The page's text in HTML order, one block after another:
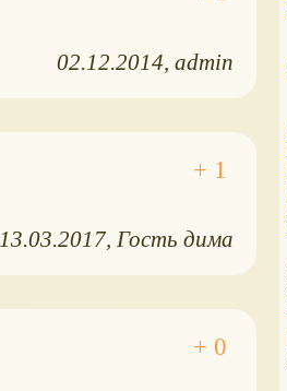
02.12.2014 admin
13.03.2017 Гость дима